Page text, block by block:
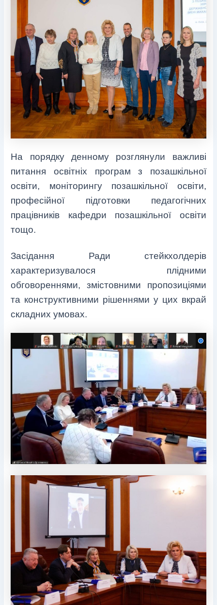
На порядку денному розглянули важливі
питання освітніх програм з позашкільної
освіти, моніторингу позашкільної освіти,
професійної підготовки педагогічних
працівників кафедри позашкільної освіти
тощо.
Засідання Ради стейкхолдерів
характеризувалося плідними
обговореннями, змістовними пропозиціями
та конструктивними рішеннями у цих вкрай
складних умовах.